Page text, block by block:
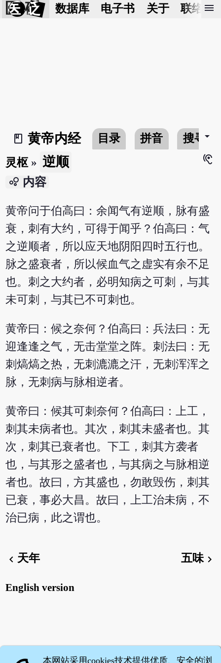
医 砭 数据库 电子书 关于 联络我
menu
book_2
黄帝内经 目录 拼音 搜寻arrow_drop_down
灵枢 » 逆顺
hearing
bubble_chart 内容
黄帝问于伯高曰：余闻气有逆顺，脉有盛
衰，刺有大约，可得于闻乎？伯高曰：气
之逆顺者，所以应天地阴阳四时五行也。
脉之盛衰者，所以候血气之虚实有余不足
也。刺之大约者，必明知病之可刺，与其
未可刺，与其已不可刺也。
黄帝曰：候之奈何？伯高曰：兵法曰：无
迎逢逢之气，无击堂堂之阵。刺法曰：无
刺熇熇之热，无刺漉漉之汗，无刺浑浑之
脉，无刺病与脉相逆者。
黄帝曰：候其可刺奈何？伯高曰：上工，
刺其未病者也。其次，刺其未盛者也。其
次，刺其已衰者也。下工，刺其方袭者
也，与其形之盛者也，与其病之与脉相逆
者也。故曰，方其盛也，勿敢毁伤，刺其
已衰，事必大昌。故曰，上工治未病，不
治已病，此之谓也。
chevron_left天年 五味chevron_right
English version
本网站采用cookies技术提供优质、安全的浏